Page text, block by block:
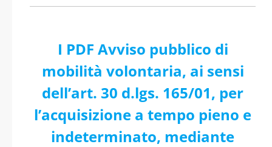
I PDF Avviso pubblico di
mobilità volontaria, ai sensi
dell’art. 30 d.lgs. 165/01, per
l’acquisizione a tempo pieno e
indeterminato, mediante